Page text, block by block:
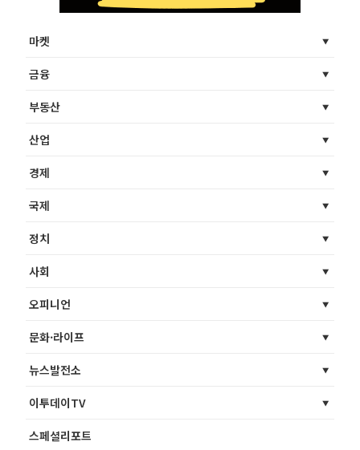
마켓
금융
부동산
산업
경제
국제
정치
사회
오피니언
문화·라이프
뉴스발전소
이투데이TV
스페셜리포트